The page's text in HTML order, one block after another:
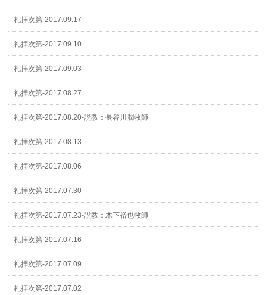
礼拝次第-2017.09.17
礼拝次第-2017.09.10
礼拝次第-2017.09.03
礼拝次第-2017.08.27
礼拝次第-2017.08.20-説教：長谷川潤牧師
礼拝次第-2017.08.13
礼拝次第-2017.08.06
礼拝次第-2017.07.30
礼拝次第-2017.07.23-説教：木下裕也牧師
礼拝次第-2017.07.16
礼拝次第-2017.07.09
礼拝次第-2017.07.02